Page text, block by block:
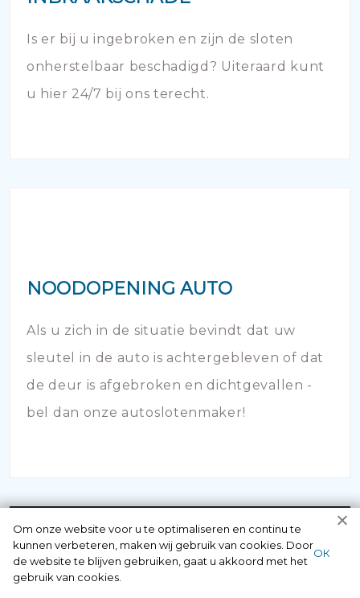
Is er bij u ingebroken en zijn de sloten
onherstelbaar beschadigd? Uiteraard kunt
u hier 24/7 bij ons terecht.
NOODOPENING AUTO
Als u zich in de situatie bevindt dat uw
sleutel in de auto is achtergebleven of dat
de deur is afgebroken en dichtgevallen -
bel dan onze autoslotenmaker!
Neem contact
Om onze website voor u te optimaliseren en continu te
kunnen verbeteren, maken wij gebruik van cookies. Door
de website te blijven gebruiken, gaat u akkoord met het
gebruik van cookies.
ОК